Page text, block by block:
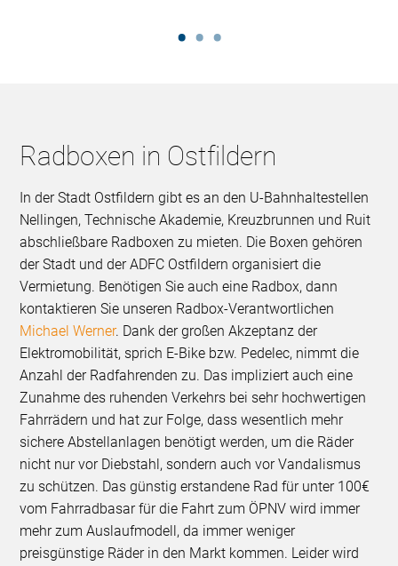
Radboxen in Ostfildern
In der Stadt Ostfildern gibt es an den U-Bahnhaltestellen
Nellingen, Technische Akademie, Kreuzbrunnen und Ruit
abschließbare Radboxen zu mieten. Die Boxen gehören
der Stadt und der ADFC Ostfildern organisiert die
Vermietung. Benötigen Sie auch eine Radbox, dann
kontaktieren Sie unseren Radbox-Verantwortlichen
Michael Werner. Dank der großen Akzeptanz der
Elektromobilität, sprich E-Bike bzw. Pedelec, nimmt die
Anzahl der Radfahrenden zu. Das impliziert auch eine
Zunahme des ruhenden Verkehrs bei sehr hochwertigen
Fahrrädern und hat zur Folge, dass wesentlich mehr
sichere Abstellanlagen benötigt werden, um die Räder
nicht nur vor Diebstahl, sondern auch vor Vandalismus
zu schützen. Das günstig erstandene Rad für unter 100€
vom Fahrradbasar für die Fahrt zum ÖPNV wird immer
mehr zum Auslaufmodell, da immer weniger
preisgünstige Räder in den Markt kommen. Leider wird